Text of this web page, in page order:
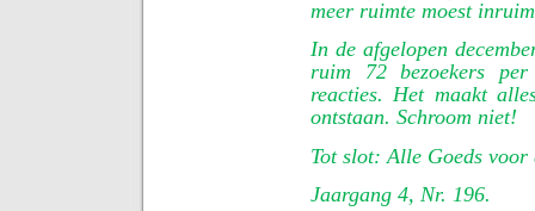
meer ruimte moest
In de afgelopen
ruim 72 bezoekers
reacties. Het maakt
ontstaan. Schroom niet!
Tot slot: Alle Goeds
Jaargang 4, Nr. 196.